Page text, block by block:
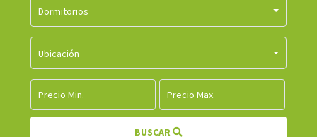
Dormitorios
Ubicación
BUSCAR